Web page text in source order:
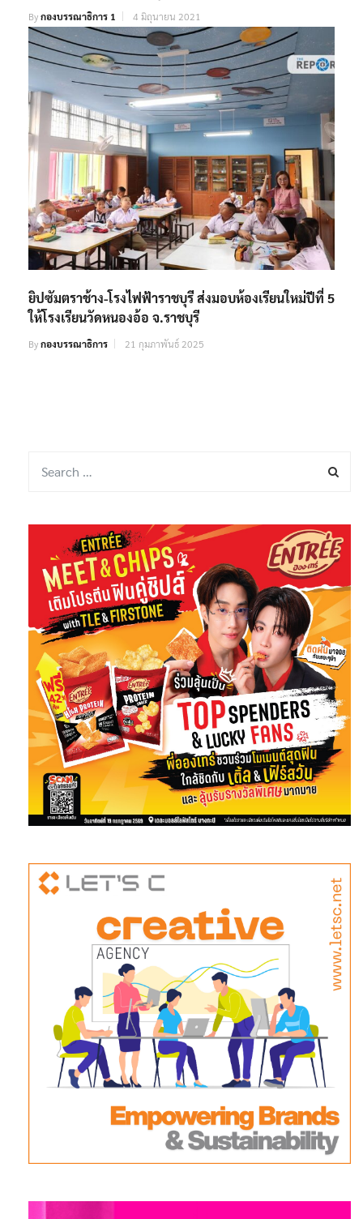
Byกองบรรณาธิการ 1 4 มิถุนายน 2021
ยิปซัมตราช้าง-โรงไฟฟ้าราชบุรี ส่งมอบห้องเรียนใหม่ปีที่ 5
ให้โรงเรียนวัดหนองอ้อ จ.ราชบุรี
Byกองบรรณาธิการ 21 กุมภาพันธ์ 2025